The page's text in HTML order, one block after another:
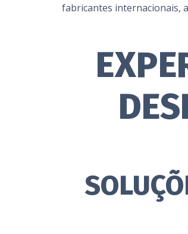
fabricantes internacionais,